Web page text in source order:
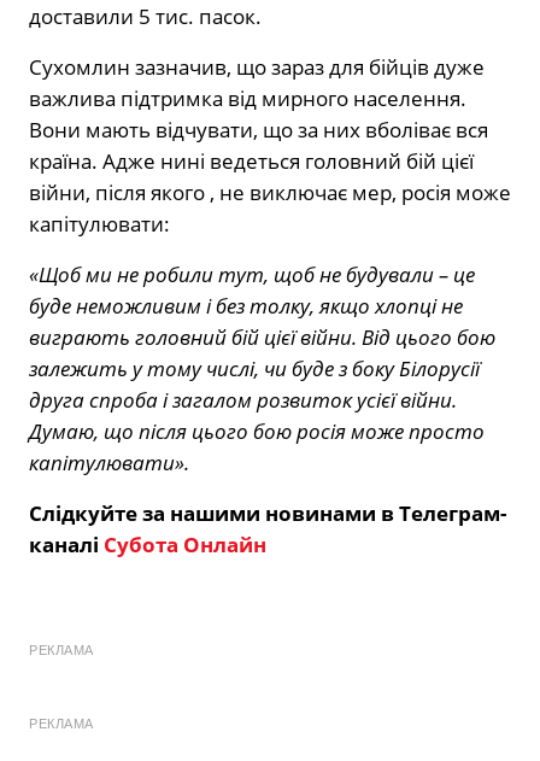
доставили 5 тис. пасок.
Сухомлин зазначив, що зараз для бійців дуже
важлива підтримка від мирного населення.
Вони мають відчувати, що за них вболіває вся
країна. Адже нині ведеться головний бій цієї
війни, після якого , не виключає мер, росія може
капітулювати:
«Щоб ми не робили тут, щоб не будували – це
буде неможливим і без толку, якщо хлопці не
виграють головний бій цієї війни. Від цього бою
залежить у тому числі, чи буде з боку Білорусії
друга спроба і загалом розвиток усієї війни.
Думаю, що після цього бою росія може просто
капітулювати».
Слідкуйте за нашими новинами в Телеграм-
каналі Субота Онлайн
РЕКЛАМА
РЕКЛАМА